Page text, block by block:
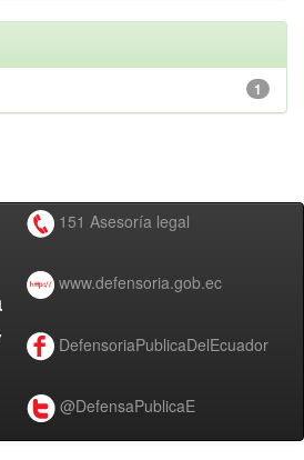
1
151 Asesoría legal
www.defensoria.gob.ec
DefensoriaPublicaDelEcuador
@DefensaPublicaE